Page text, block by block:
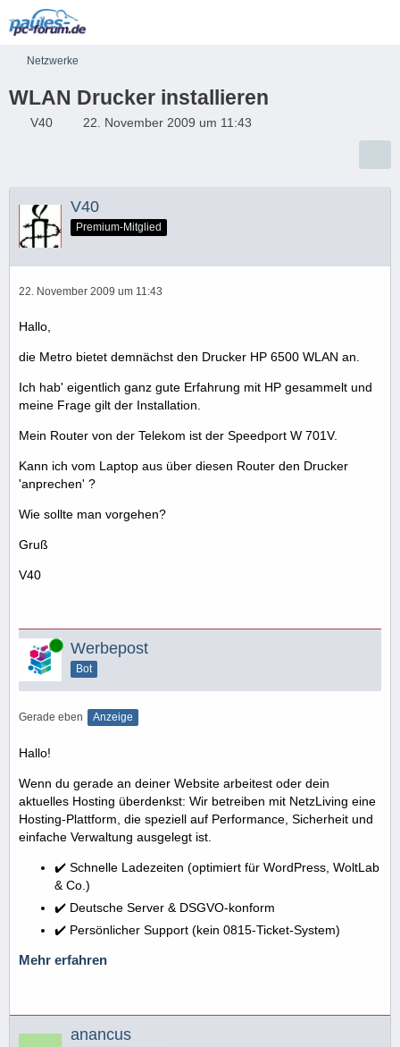
Netzwerke
WLAN Drucker installieren
V40 22. November 2009 um 11:43
V40
Premium-Mitglied
22. November 2009 um 11:43
Hallo,
die Metro bietet demnächst den Drucker HP 6500 WLAN an.
Ich hab' eigentlich ganz gute Erfahrung mit HP gesammelt und
meine Frage gilt der Installation.
Mein Router von der Telekom ist der Speedport W 701V.
Kann ich vom Laptop aus über diesen Router den Drucker
'anprechen' ?
Wie sollte man vorgehen?
Gruß
V40
Online Werbepost
Bot
Gerade eben Anzeige
Hallo!
Wenn du gerade an deiner Website arbeitest oder dein
aktuelles Hosting überdenkst: Wir betreiben mit NetzLiving eine
Hosting-Plattform, die speziell auf Performance, Sicherheit und
einfache Verwaltung ausgelegt ist.
✔️ Schnelle Ladezeiten (optimiert für WordPress, WoltLab
& Co.)
✔️ Deutsche Server & DSGVO-konform
✔️ Persönlicher Support (kein 0815-Ticket-System)
Mehr erfahren
anancus